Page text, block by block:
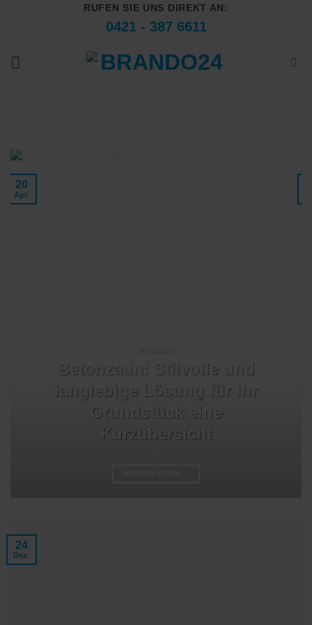
RUFEN SIE UNS DIREKT AN:
0421 - 387 6611
Betonzaun: Stilvolle und
langlebige Lösung für Ihr
Grundstück eine
Kurzübersicht
20
Apr.
24
Dez.